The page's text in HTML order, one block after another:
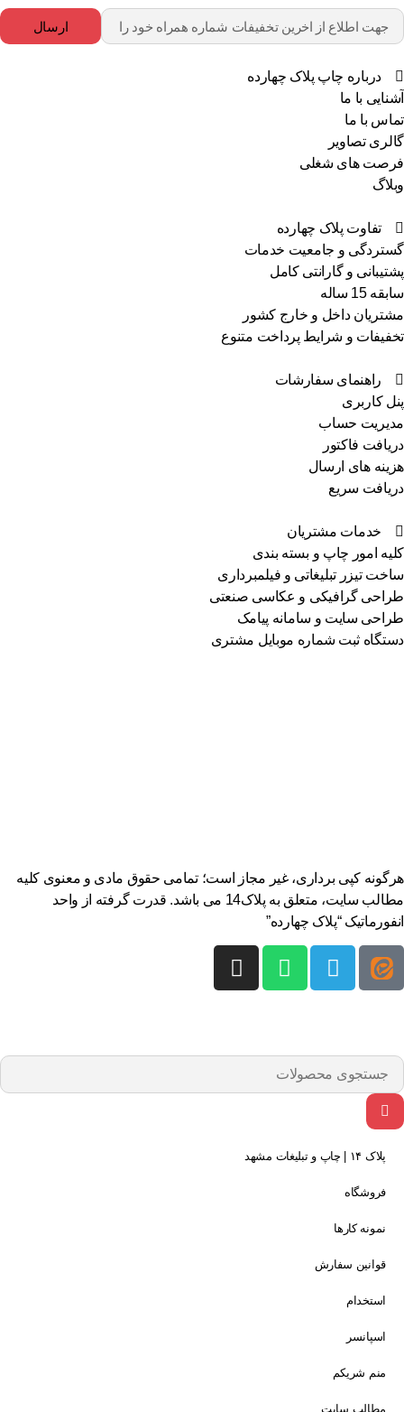
ارسال
درباره چاپ پلاک چهارده
آشنایی با ما
تماس با ما
گالری تصاویر
فرصت های شغلی
وبلاگ
تفاوت پلاک چهارده
گستردگی و جامعیت خدمات
پشتیبانی و گارانتی کامل
سابقه 15 ساله
مشتریان داخل و خارج کشور
تخفیفات و شرایط پرداخت متنوع
راهنمای سفارشات
پنل کاربری
مدیریت حساب
دریافت فاکتور
هزینه های ارسال
دریافت سریع
خدمات مشتریان
کلیه امور چاپ و بسته بندی
ساخت تیزر تبلیغاتی و فیلمبرداری
طراحی گرافیکی و عکاسی صنعتی
طراحی سایت و سامانه پیامک
دستگاه ثبت شماره موبایل مشتری
هرگونه کپی برداری، غیر مجاز است؛ تمامی حقوق مادی و معنوی کلیه
مطالب سایت، متعلق به پلاک14 می باشد. قدرت گرفته از واحد
انفورماتیک “پلاک چهارده”
پلاک ۱۴ | چاپ و تبلیغات مشهد
فروشگاه
نمونه کارها
قوانین سفارش
استخدام
اسپانسر
منم شریکم
مطالب سایت